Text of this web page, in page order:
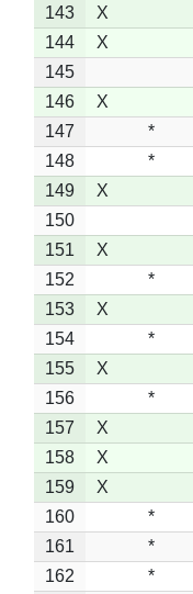
143
X
144
X
145
146
X
147
*
148
*
149
X
150
151
X
152
*
153
X
154
*
155
X
156
*
157
X
158
X
159
X
160
*
161
*
162
*